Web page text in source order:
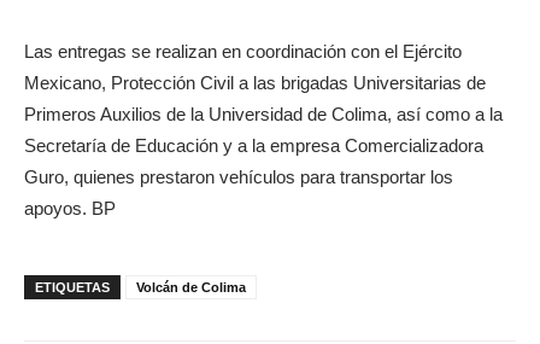
Las entregas se realizan en coordinación con el Ejército
Mexicano, Protección Civil a las brigadas Universitarias de
Primeros Auxilios de la Universidad de Colima, así como a la
Secretaría de Educación y a la empresa Comercializadora
Guro, quienes prestaron vehículos para transportar los
apoyos. BP
ETIQUETAS Volcán de Colima